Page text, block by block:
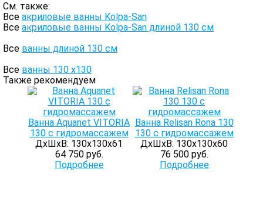
См. также:
Все акриловые ванны Kolpa-San
Все акриловые ванны Kolpa-San длиной 130 см
Все ванны длиной 130 см
Все ванны 130 х130
Также рекомендуем
Ванна Aquanet VITORIA
130 с гидромассажем
ДхШхВ: 130х130х61
64 750 руб.
Подробнее
Ванна Relisan Rona 130
130 с гидромассажем
ДхШхВ: 130х130х60
76 500 руб.
Подробнее